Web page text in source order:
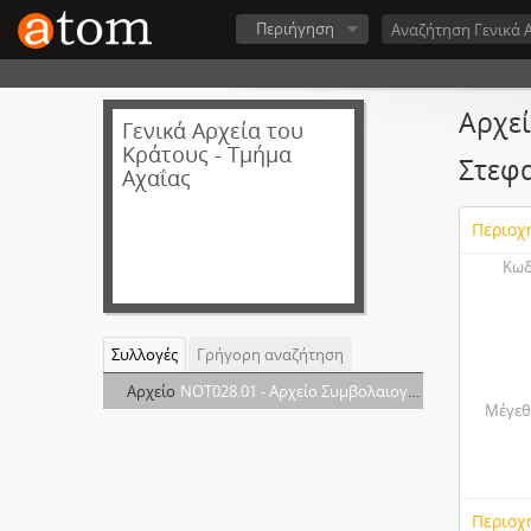
Περιήγηση
Γενικά Αρχεία του
Κράτους - Τμήμα
Αχαΐας
Συλλογές
Γρήγορη αναζήτηση
Αρχείο NOT028.01 - Αρχείο Συμβολαιογράφου Πατρών Στέφανου Στεφανόπουλου